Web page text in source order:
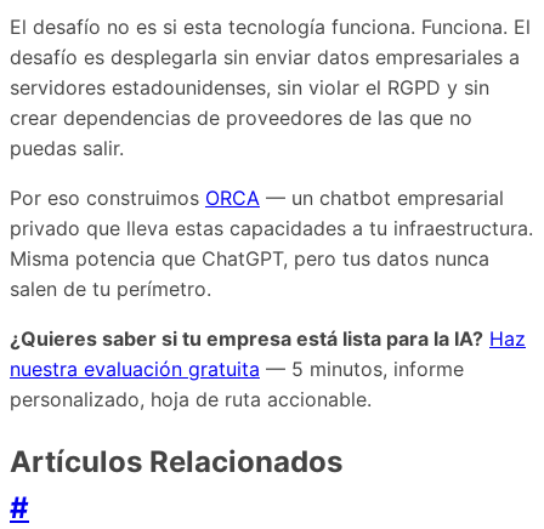
El desafío no es si esta tecnología funciona. Funciona. El
desafío es desplegarla sin enviar datos empresariales a
servidores estadounidenses, sin violar el RGPD y sin
crear dependencias de proveedores de las que no
puedas salir.
Por eso construimos ORCA — un chatbot empresarial
privado que lleva estas capacidades a tu infraestructura.
Misma potencia que ChatGPT, pero tus datos nunca
salen de tu perímetro.
¿Quieres saber si tu empresa está lista para la IA? Haz
nuestra evaluación gratuita — 5 minutos, informe
personalizado, hoja de ruta accionable.
Artículos Relacionados
#